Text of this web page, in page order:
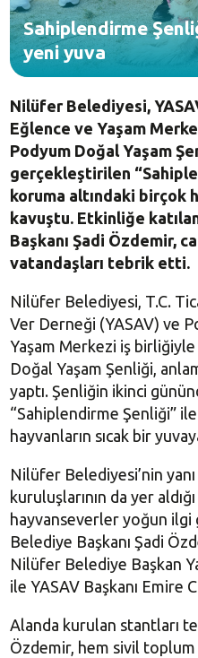
Sahiplendirme
yeni yuva
Nilüfer Belediyesi,
Eğlence ve Yaşam
Podyum Doğal Yaşam
gerçekleştirilen
koruma altındaki birçok
kavuştu. Etkinliğe
Başkanı Şadi Özdemir,
vatandaşları tebrik etti.
Nilüfer Belediyesi, T.C.
Ver Derneği (YASAV) ve
Yaşam Merkezi iş
Doğal Yaşam Şenliği,
yaptı. Şenliğin ikinci
“Sahiplendirme Şenliği”
hayvanların sıcak bir
Nilüfer Belediyesi’nin
kuruluşlarının da yer
hayvanseverler yoğun
Belediye Başkanı Şadi
Nilüfer Belediye Başkan
ile YASAV Başkanı Emire
Alanda kurulan stantları
Özdemir, hem sivil